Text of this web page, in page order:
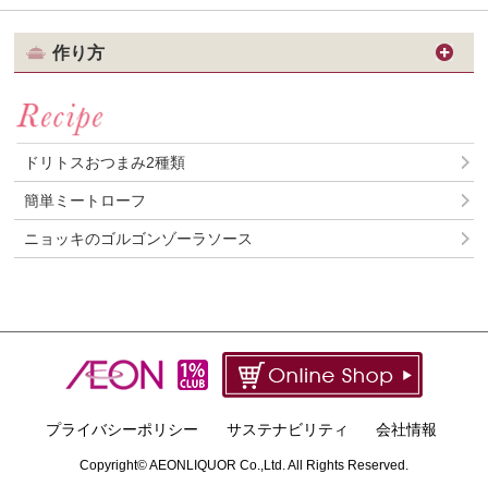
作り方
ドリトスおつまみ2種類
簡単ミートローフ
ニョッキのゴルゴンゾーラソース
プライバシーポリシー サステナビリティ 会社情報
Copyright© AEONLIQUOR Co.,Ltd. All Rights Reserved.